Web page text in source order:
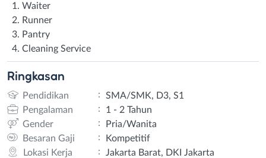
Waiter
Runner
Pantry
Cleaning Service
Ringkasan
Pendidikan :
SMA/SMK, D3, S1
Pengalaman
:
1 - 2 Tahun
Gender
:
Pria/Wanita
Besaran Gaji
:
Kompetitif
Lokasi Kerja
: Jakarta Barat, DKI Jakarta